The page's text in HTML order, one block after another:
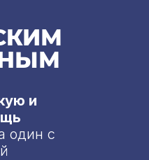
и
один с